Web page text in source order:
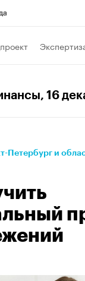
, 16
Петербург и